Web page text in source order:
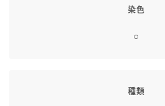
染色
○
種類